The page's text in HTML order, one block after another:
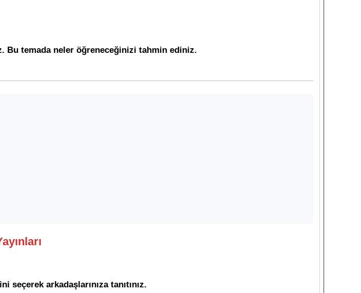
Bu temada neler öğreneceğinizi tahmin ediniz.
seçerek arkadaşlarınıza tanıtınız.